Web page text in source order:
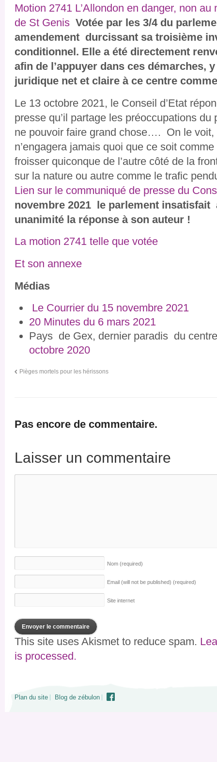
Motion 2741 L’Allondon en danger, non
de St Genis Votée par les 3/4 du
amendement durcissant sa troisième
conditionnel. Elle a été directement
afin de l’appuyer dans ces démarches,
juridique net et claire à ce centre
Le 13 octobre 2021, le Conseil d’Etat
presse qu’il partage les préoccupations
ne pouvoir faire grand chose…. On le voit,
n’engagera jamais quoi que ce soit
froisser quiconque de l’autre côté de la
sur la nature ou autre comme le trafic
Lien sur le communiqué de presse du
novembre 2021 le parlement insatisfait
unanimité la réponse à son auteur !
La motion 2741 telle que votée
Et son annexe
Médias
Le Courrier du 15 novembre 2021
20 Minutes du 6 mars 2021
Pays de Gex, dernier paradis du
octobre 2020
Pièges mortels pour les hérissons
Pas encore de commentaire.
Laisser un commentaire
Nom (required)
Email (will not be published) (required)
Site internet
This site uses Akismet to reduce spam.
is processed.
Plan du site Blog de zébulon